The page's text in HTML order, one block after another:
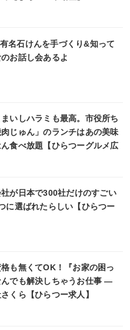
名石けんを手づくり&知って
お話し会あるよ
いしハラミも最高。市役所ち
じゅん」のランチはあの美味
ん食べ放題【ひらつーグルメ広
が日本で300社だけのすごい
に選ばれたらしい【ひらつー
も無くてOK！『お家の困っ
んでも解決しちゃうお仕事 ―
くら【ひらつー求人】